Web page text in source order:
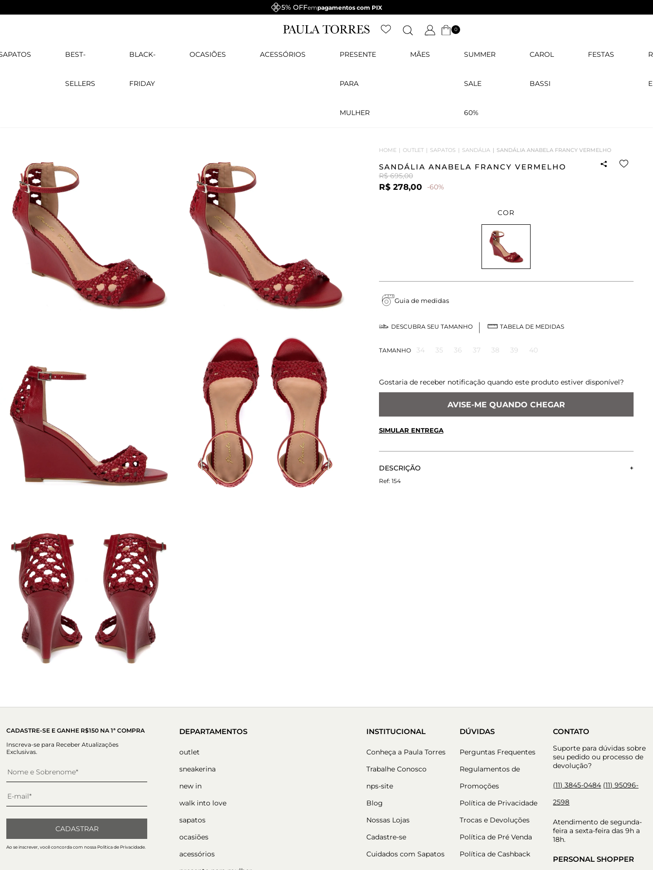
5% OFFempagamentos com PIX
0
BEST-
SELLERS
BLACK-
FRIDAY
OCASIÕES ACESSÓRIOS PRESENTE
PARA
MULHER
MÃES SUMMER
SALE
60%
CAROL
BASSI
FESTAS
HOME OUTLET SAPATOS SANDÁLIA SANDÁLIA ANABELA FRANCY VERMELHO
SANDÁLIA ANABELA FRANCY VERMELHO
R$ 695,00
R$ 278,00 -60%
COR
Guia de medidas
DESCUBRA SEU TAMANHO TABELA DE MEDIDAS
TAMANHO 34 35 36 37 38 39 40
Gostaria de receber notificação quando este produto estiver disponível?
AVISE-ME QUANDO CHEGAR
SIMULAR ENTREGA
DESCRIÇÃO
A Anabela que é a cara do verão! com uma cor que dá um super destaque
154
CADASTRE-SE E GANHE R$150 NA 1ª COMPRA
Inscreva-se para Receber Atualizações
Exclusivas.
CADASTRAR
Ao se inscrever, você concorda com nossa Política de Privacidade.
DEPARTAMENTOS
outlet
sneakerina
new in
walk into love
sapatos
ocasiões
acessórios
INSTITUCIONAL
Conheça a Paula Torres
Trabalhe Conosco
nps-site
Blog
Nossas Lojas
Cadastre-se
Cuidados com Sapatos
DÚVIDAS
Perguntas Frequentes
Regulamentos de
Promoções
Política de Privacidade
Trocas e Devoluções
Política de Pré Venda
Política de Cashback
CONTATO
Suporte para dúvidas sobre
seu pedido ou processo de
devolução?
(11) 3845-0484 (11) 95096-
2598
Atendimento de segunda-
feira a sexta-feira das 9h a
18h.
PERSONAL SHOPPER